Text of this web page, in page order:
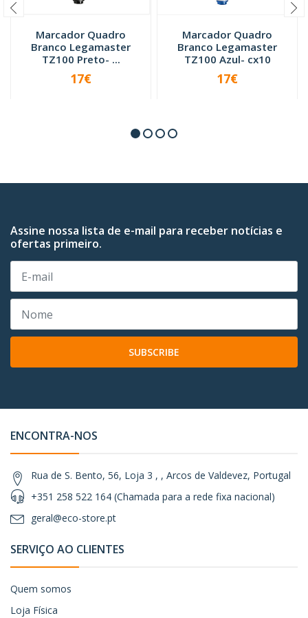
Marcador Quadro
Branco Legamaster
TZ100 Preto- ...
+
17€
Marcador Quadro
Branco Legamaster
TZ100 Azul- cx10
+
17€
Assine nossa lista de e-mail para receber notícias e
ofertas primeiro.
SUBSCRIBE
ENCONTRA-NOS
Rua de S. Bento, 56, Loja 3 , , Arcos de Valdevez, Portugal
+351 258 522 164 (Chamada para a rede fixa nacional)
geral@eco-store.pt
SERVIÇO AO CLIENTES
Quem somos
Loja Física